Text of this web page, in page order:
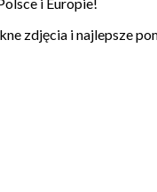
zdjęcia i najlepsze